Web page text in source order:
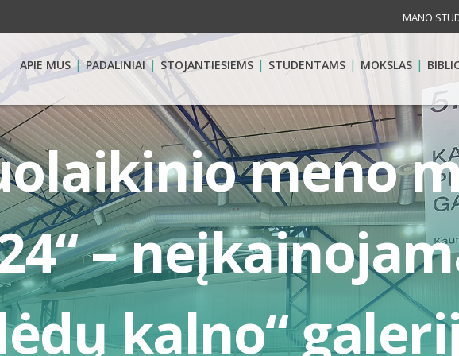
MANO
APIE MUS PADALINIAI STOJANTIESIEMS STUDENTAMS MOKSLAS
meno
–
kalno“